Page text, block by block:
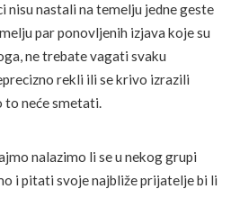
nisu nastali na temelju jedne geste
par ponovljenih izjava koje su
ne trebate vagati svaku
rekli ili se krivo izrazili
to neće smetati.
nalazimo li se u nekog grupi
i pitati svoje najbliže prijatelje bi li